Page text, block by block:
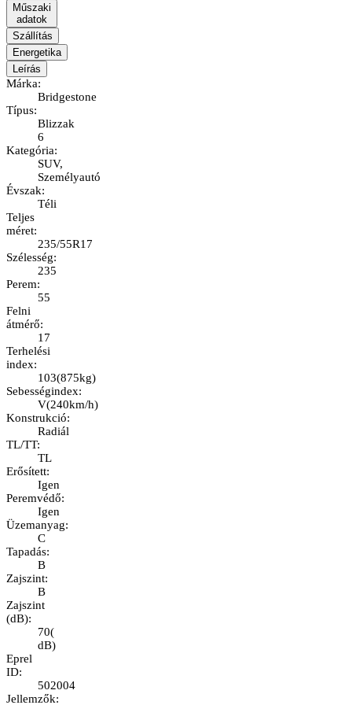
Műszaki
adatok
Szállítás
Energetika
Leírás
Márka:
Bridgestone
Típus:
Blizzak
6
Kategória:
SUV,
Személyautó
Évszak:
Téli
Teljes
méret:
235/55R17
Szélesség:
235
Perem:
55
Felni
átmérő:
17
Terhelési
index:
103(875kg)
Sebességindex:
V(240km/h)
Konstrukció:
Radiál
TL/TT:
TL
Erősített:
Igen
Peremvédő:
Igen
Üzemanyag:
C
Tapadás:
B
Zajszint:
B
Zajszint
(dB):
70(
dB)
Eprel
ID:
502004
Jellemzők: